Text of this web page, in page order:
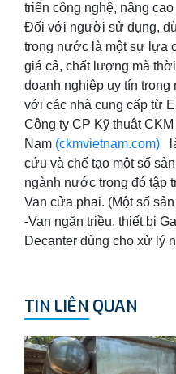
triển công nghệ, nâng
Đối với người sử dụng,
trong nước là một sự lựa
giá cả, chất lượng mà
doanh nghiệp uy tín
với các nhà cung cấp từ
Công ty CP Kỹ thuật
Nam (ckmvietnam.com)
cứu và chế tạo một số
ngành nước trong đó tập
Van cửa phai. (Một số
-Van ngăn triều, thiết bị
Decanter dùng cho xử lý
TIN LIÊN QUAN